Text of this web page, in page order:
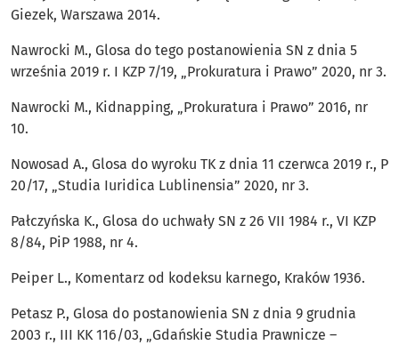
Giezek, Warszawa 2014.
Nawrocki M., Glosa do tego postanowienia SN z dnia 5
września 2019 r. I KZP 7/19, „Prokuratura i Prawo” 2020, nr 3.
Nawrocki M., Kidnapping, „Prokuratura i Prawo” 2016, nr
10.
Nowosad A., Glosa do wyroku TK z dnia 11 czerwca 2019 r., P
20/17, „Studia Iuridica Lublinensia” 2020, nr 3.
Pałczyńska K., Glosa do uchwały SN z 26 VII 1984 r., VI KZP
8/84, PiP 1988, nr 4.
Peiper L., Komentarz od kodeksu karnego, Kraków 1936.
Petasz P., Glosa do postanowienia SN z dnia 9 grudnia
2003 r., III KK 116/03, „Gdańskie Studia Prawnicze –